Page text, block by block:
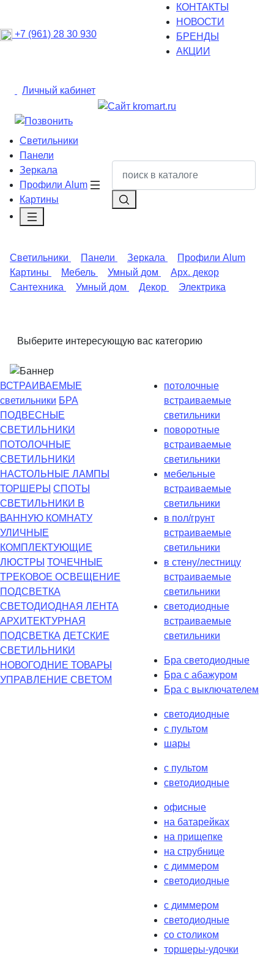
+7 (961) 28 30 930
КОНТАКТЫ
НОВОСТИ
БРЕНДЫ
АКЦИИ
Личный кабинет
Светильники
Панели
Зеркала
Профили Alum
Картины
Светильники Панели Зеркала
Профили Alum
Картины
Мебель Умный дом
Арх. декор
Сантехника
Умный дом Декор Электрика
Выберите интересующую вас категорию
ВСТРАИВАЕМЫЕ
светильники БРА
ПОДВЕСНЫЕ
СВЕТИЛЬНИКИ
ПОТОЛОЧНЫЕ
СВЕТИЛЬНИКИ
НАСТОЛЬНЫЕ ЛАМПЫ
ТОРШЕРЫ СПОТЫ
СВЕТИЛЬНИКИ В
ВАННУЮ КОМНАТУ
УЛИЧНЫЕ
КОМПЛЕКТУЮЩИЕ
ЛЮСТРЫ ТОЧЕЧНЫЕ
ТРЕКОВОЕ ОСВЕЩЕНИЕ
ПОДСВЕТКА
СВЕТОДИОДНАЯ ЛЕНТА
АРХИТЕКТУРНАЯ
ПОДСВЕТКА ДЕТСКИЕ
СВЕТИЛЬНИКИ
НОВОГОДНИЕ ТОВАРЫ
УПРАВЛЕНИЕ СВЕТОМ
потолочные
встраиваемые
светильники
поворотные
встраиваемые
светильники
мебельные
встраиваемые
светильники
в пол/грунт
встраиваемые
светильники
в стену/лестницу
встраиваемые
светильники
светодиодные
встраиваемые
светильники
Бра светодиодные
Бра с абажуром
Бра с выключателем
светодиодные
с пультом
шары
с пультом
светодиодные
офисные
на батарейках
на прищепке
на струбнице
с диммером
светодиодные
с диммером
светодиодные
со столиком
торшеры-удочки